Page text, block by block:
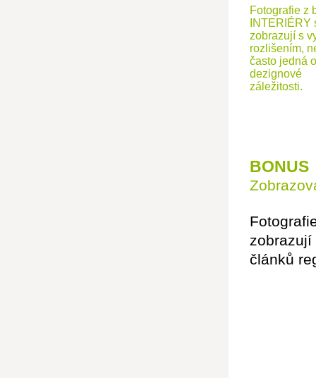
Fotografie z
INTERIÉRY
zobrazují s
rozlišením,
často jedná o
dezignové
záležitosti.
BONUS
zobrazují
článků